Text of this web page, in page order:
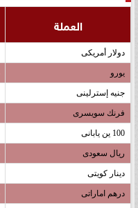
العملة
دولار أمريكى
يورو
جنيه إسترلينى
فرنك سويسرى
100 ين يابانى
ريال سعودى
دينار كويتى
درهم اماراتى